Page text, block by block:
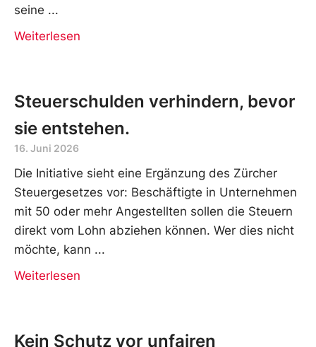
seine
Weiterlesen
Steuerschulden verhindern, bevor
sie entstehen.
16. Juni 2026
Die Initiative sieht eine Ergänzung des Zürcher
Steuergesetzes vor: Beschäftigte in Unternehmen
mit 50 oder mehr Angestellten sollen die Steuern
direkt vom Lohn abziehen können. Wer dies nicht
möchte, kann
Weiterlesen
Kein Schutz vor unfairen